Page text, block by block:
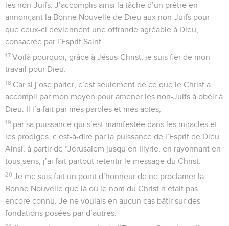
les non-Juifs. J’accomplis ainsi la tâche d’un prêtre en
annonçant la Bonne Nouvelle de Dieu aux non-Juifs pour
que ceux-ci deviennent une offrande agréable à Dieu,
consacrée par l’Esprit Saint.
17 Voilà pourquoi, grâce à Jésus-Christ, je suis fier de mon
travail pour Dieu.
18 Car si j’ose parler, c’est seulement de ce que le Christ a
accompli par mon moyen pour amener les non-Juifs à obéir à
Dieu. Il l’a fait par mes paroles et mes actes,
19 par sa puissance qui s’est manifestée dans les miracles et
les prodiges, c’est-à-dire par la puissance de l’Esprit de Dieu.
Ainsi, à partir de *Jérusalem jusqu’en Illyrie, en rayonnant en
tous sens, j’ai fait partout retentir le message du Christ.
20 Je me suis fait un point d’honneur de ne proclamer la
Bonne Nouvelle que là où le nom du Christ n’était pas
encore connu. Je ne voulais en aucun cas bâtir sur des
fondations posées par d’autres.